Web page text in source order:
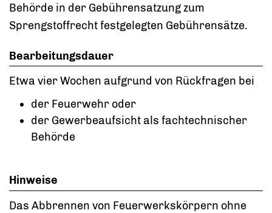
Behörde in der Gebührensatzung zum
Sprengstoffrecht festgelegten Gebührensätze.
Bearbeitungsdauer
Etwa vier Wochen aufgrund von Rückfragen bei
der Feuerwehr oder
der Gewerbeaufsicht als fachtechnischer
Behörde
Hinweise
Das Abbrennen von Feuerwerkskörpern ohne